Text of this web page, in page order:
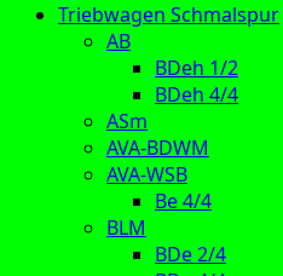
Triebwagen Schmalspur
AB
BDeh 1/2
BDeh 4/4
ASm
AVA-BDWM
AVA-WSB
Be 4/4
BLM
BDe 2/4